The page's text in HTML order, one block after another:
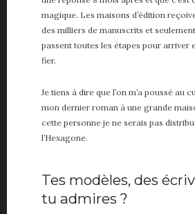
magique. Les maisons d’édition
des milliers de manuscrits et
passent toutes les étapes pour arriver
fier.
Je tiens à dire que l’on m’a poussé au
mon dernier roman à une grande
cette personne je ne serais pas
l’Hexagone.
Tes modèles, des
tu admires ?